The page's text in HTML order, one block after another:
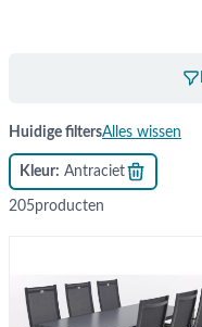
Huidige filtersAlles wissen
Kleur Antraciet
205producten